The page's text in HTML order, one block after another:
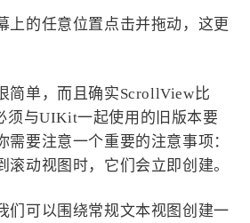
上的任意位置点击并拖动，这更
简单，而且确实ScrollView比
须与UIKit一起使用的旧版本要
需要注意一个重要的注意事项：
滚动视图时，它们会立即创建。
们可以围绕常规文本视图创建一